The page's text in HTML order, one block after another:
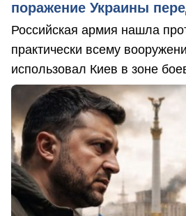
поражение Украины
Российская армия нашла
практически всему
использовал Киев в зоне